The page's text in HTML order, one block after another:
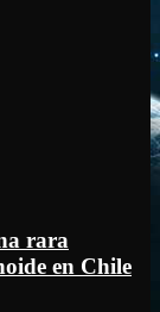
rara
en Chile